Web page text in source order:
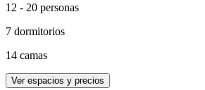
12 - 20 personas
7 dormitorios
14 camas
Ver espacios y precios